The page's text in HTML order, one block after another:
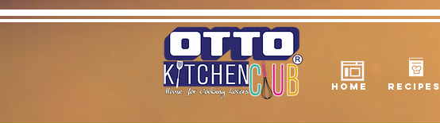
Home Recipes